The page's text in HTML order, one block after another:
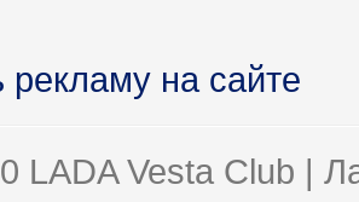
рекламу на сайте
LADA Vesta Club |